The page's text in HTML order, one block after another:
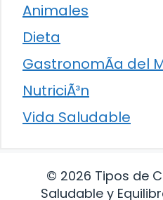
Animales
Dieta
GastronomÃ­a del
NutriciÃ³n
Vida Saludable
© 2026 Tipos de
Saludable y